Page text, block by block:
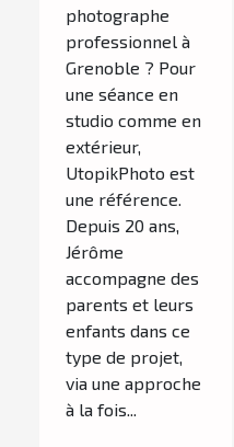
photographe
professionnel à
Grenoble ? Pour
une séance en
studio comme en
extérieur,
UtopikPhoto est
une référence.
Depuis 20 ans,
Jérôme
accompagne des
parents et leurs
enfants dans ce
type de projet,
via une approche
à la fois...